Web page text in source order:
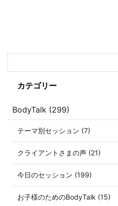
カテゴリー
BodyTalk (299)
テーマ別セッション (7)
クライアントさまの声 (21)
今日のセッション (199)
お子様のためのBodyTalk (15)